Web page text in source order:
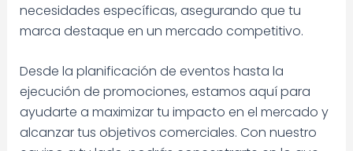
necesidades específicas, asegurando que tu
marca destaque en un mercado competitivo.
Desde la planificación de eventos hasta la
ejecución de promociones, estamos aquí para
ayudarte a maximizar tu impacto en el mercado y
alcanzar tus objetivos comerciales. Con nuestro